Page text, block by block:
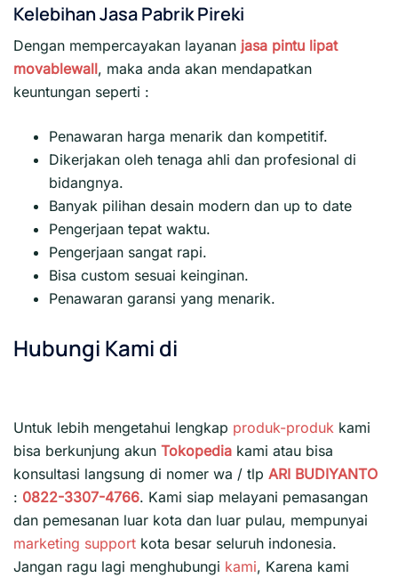
Kelebihan Jasa Pabrik Pireki
Dengan mempercayakan layanan jasa pintu lipat
movablewall, maka anda akan mendapatkan
keuntungan seperti :
Penawaran harga menarik dan kompetitif.
Dikerjakan oleh tenaga ahli dan profesional di
bidangnya.
Banyak pilihan desain modern dan up to date
Pengerjaan tepat waktu.
Pengerjaan sangat rapi.
Bisa custom sesuai keinginan.
Penawaran garansi yang menarik.
Hubungi Kami di
Untuk lebih mengetahui lengkap produk-produk kami
bisa berkunjung akun Tokopedia kami atau bisa
konsultasi langsung di nomer wa / tlp ARI BUDIYANTO
: 0822-3307-4766. Kami siap melayani pemasangan
dan pemesanan luar kota dan luar pulau, mempunyai
marketing support kota besar seluruh indonesia.
Jangan ragu lagi menghubungi kami, Karena kami